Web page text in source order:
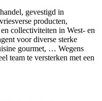
gevestigd in
producten,
collectiviteiten in West- en
voor diverse sterke
gourmet, … Wegens
team te versterken met een